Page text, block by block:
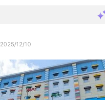
2025/12/10